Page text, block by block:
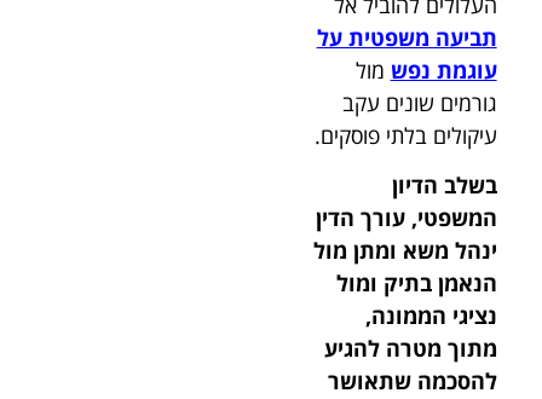
תביעה משפטית על
עוגמת נפש מול
גורמים שונים עקב
עיקולים בלתי פוסקים.
בשלב הדיון
המשפטי, עורך הדין
ינהל משא ומתן מול
הנאמן בתיק ומול
נציגי הממונה,
מתוך מטרה להגיע
להסכמה שתאושר